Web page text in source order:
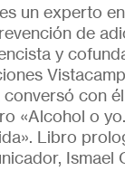
un experto en
de
y
conversó con
«Alcohol o
Libro
Ismael